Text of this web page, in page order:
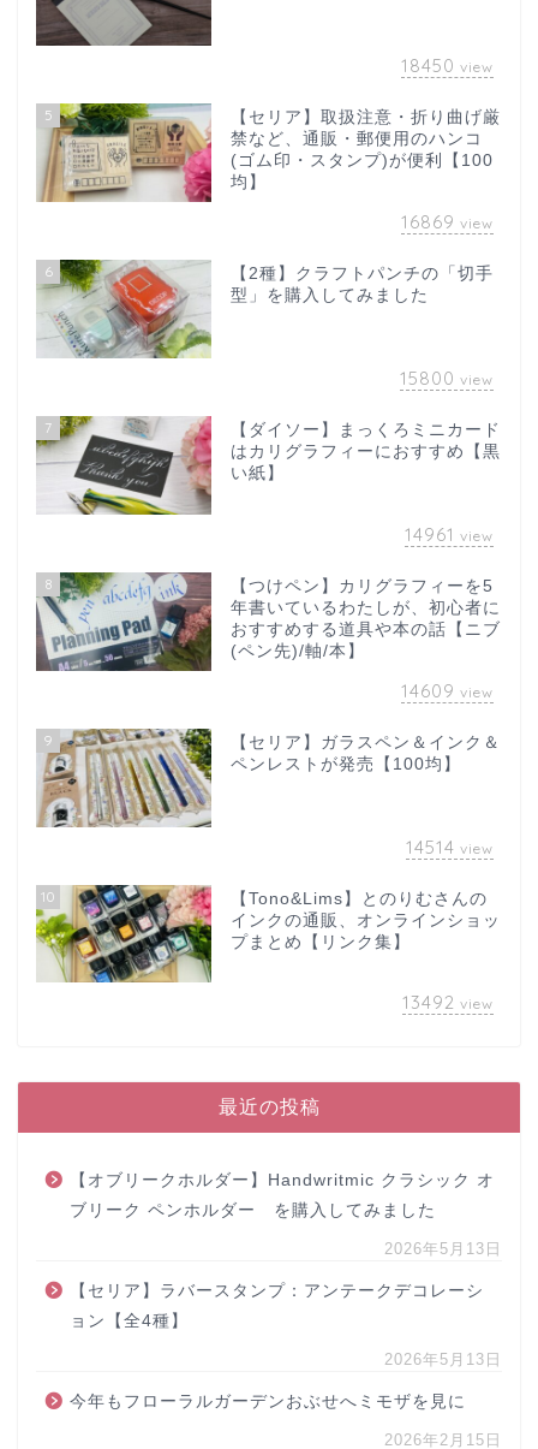
18450 view
5
【セリア】取扱注意・折り曲げ厳
禁など、通販・郵便用のハンコ
(ゴム印・スタンプ)が便利【100
均】
16869 view
6
【2種】クラフトパンチの「切手
型」を購入してみました
15800 view
7
【ダイソー】まっくろミニカード
はカリグラフィーにおすすめ【黒
い紙】
14961 view
8
【つけペン】カリグラフィーを5
年書いているわたしが、初心者に
おすすめする道具や本の話【ニブ
(ペン先)/軸/本】
14609 view
9
【セリア】ガラスペン＆インク＆
ペンレストが発売【100均】
14514 view
10
【Tono&Lims】とのりむさんの
インクの通販、オンラインショッ
プまとめ【リンク集】
13492 view
最近の投稿
【オブリークホルダー】Handwritmic クラシック オ
ブリーク ペンホルダー を購入してみました
2026年5月13日
【セリア】ラバースタンプ：アンテークデコレーシ
ョン【全4種】
2026年5月13日
今年もフローラルガーデンおぶせへミモザを見に
2026年2月15日